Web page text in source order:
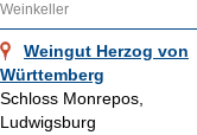
Weinkeller
Weingut Herzog von
Württemberg
Schloss Monrepos,
Ludwigsburg